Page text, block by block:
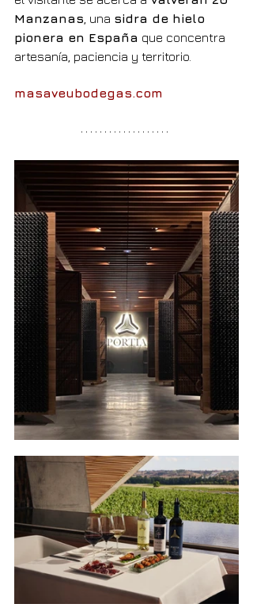
Manzanas , una sidra de hielo
pionera en España que concentra
artesanía, paciencia y territorio.
masaveubodegas.com